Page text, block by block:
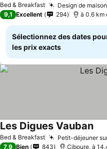
Bed & Breakfast Design de
9,1 Excellent 294 à 0.6 km
Sélectionnez des dates
les prix exacts
Bed & Breakfast Petit-déjeuner
Les Digues Vauban
7,9 Bien 843 Ciboure, à